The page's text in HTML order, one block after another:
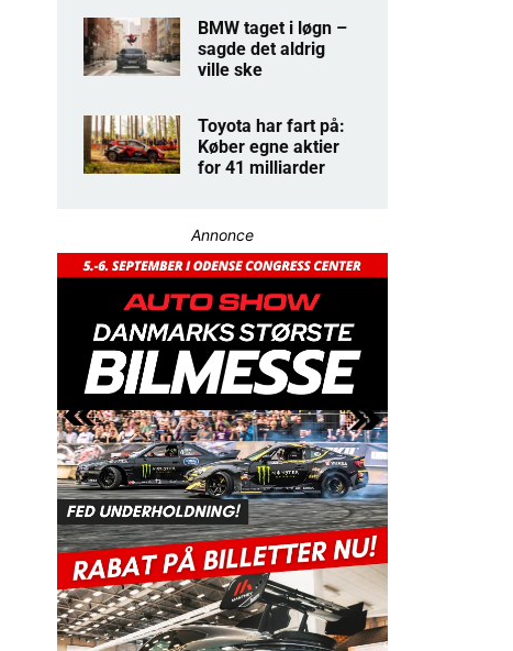
BMW taget i løgn –
sagde det aldrig
ville ske
Toyota har fart på:
Køber egne aktier
for 41 milliarder
Annonce